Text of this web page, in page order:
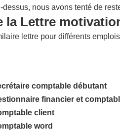
nous avons tenté de
la Lettre
lettre pour différents
comptable débutant
financier et
client
word